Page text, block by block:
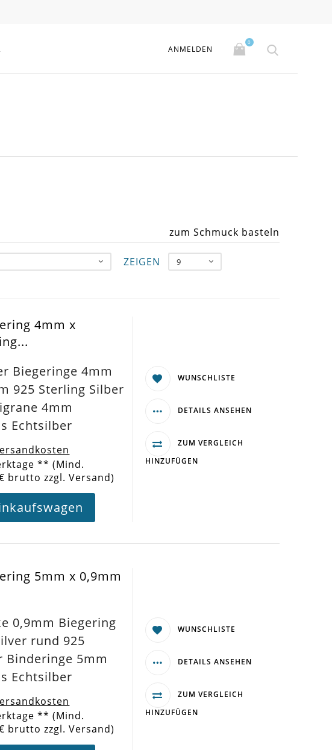
ANMELDEN
0
zum Schmuck basteln
ZEIGEN 9
4mm x
Biegeringe 4mm
925 Sterling Silber
4mm
Echtsilber
** (Mind.
brutto zzgl. Versand)
WUNSCHLISTE
DETAILS ANSEHEN
ZUM VERGLEICH
HINZUFÜGEN
5mm x 0,9mm
0,9mm Biegering
rund 925
Binderinge 5mm
Echtsilber
** (Mind.
brutto zzgl. Versand)
WUNSCHLISTE
DETAILS ANSEHEN
ZUM VERGLEICH
HINZUFÜGEN